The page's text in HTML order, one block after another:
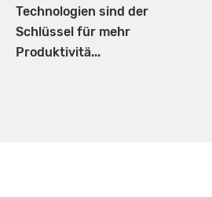
Technologien sind der
Schlüssel für mehr
Produktivitä...